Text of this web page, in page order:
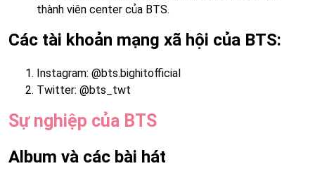
thành viên center của BTS.
Các tài khoản mạng xã hội của BTS:
Instagram: @bts.bighitofficial
Twitter: @bts_twt
Sự nghiệp của BTS
Album và các bài hát